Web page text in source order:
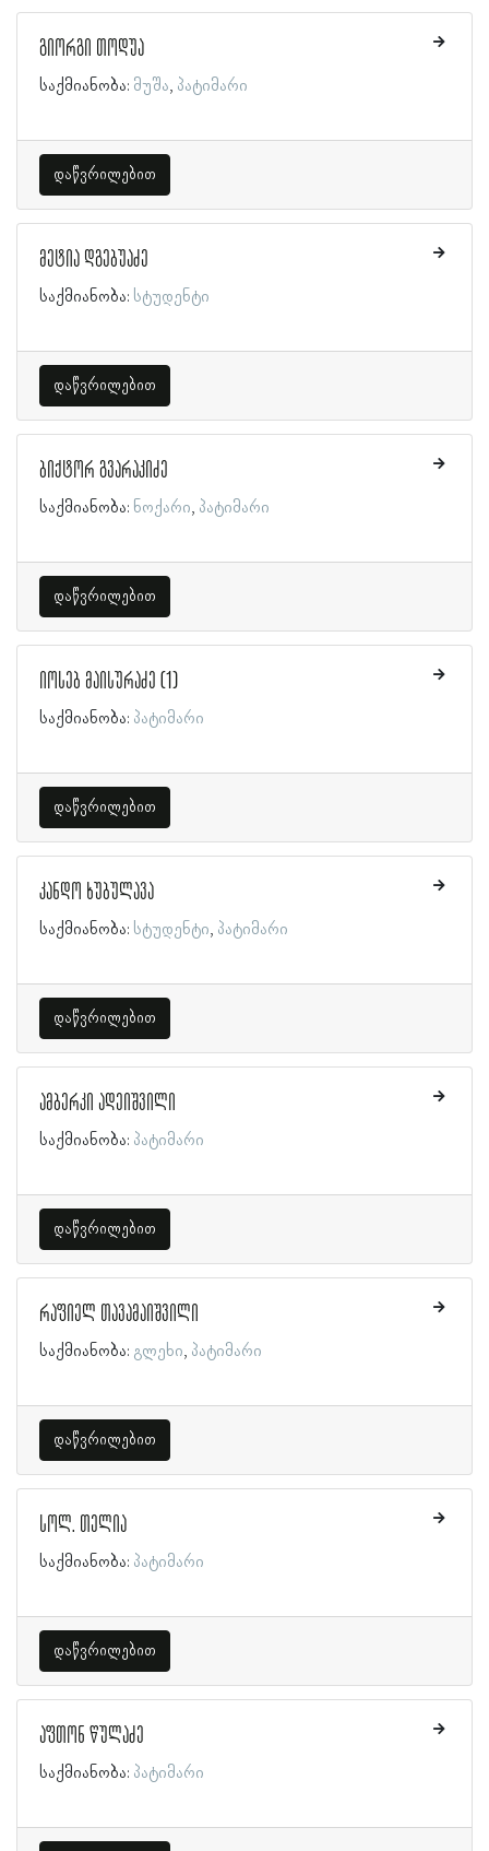
გიორგი თოდუა
საქმიანობა: მუშა პატიმარი
დაწვრილებით
მეტია დგებუაძე
საქმიანობა: სტუდენტი
დაწვრილებით
ბიქტორ გვარაკიძე
საქმიანობა: ნოქარი პატიმარი
დაწვრილებით
იოსებ მაისურაძე (1)
საქმიანობა: პატიმარი
დაწვრილებით
კანდო ხუბულავა
საქმიანობა: სტუდენტი პატიმარი
დაწვრილებით
ამბერკი ადეიშვილი
საქმიანობა: პატიმარი
დაწვრილებით
რაფიელ თავამაიშვილი
საქმიანობა: გლეხი პატიმარი
დაწვრილებით
სოლ. თელია
საქმიანობა: პატიმარი
დაწვრილებით
აფთონ წულაძე
საქმიანობა: პატიმარი